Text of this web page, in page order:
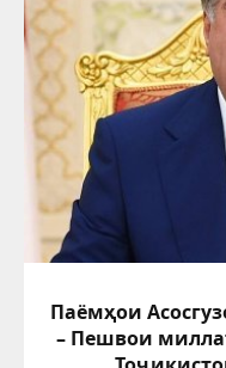
Паёмҳои
– Пешвои